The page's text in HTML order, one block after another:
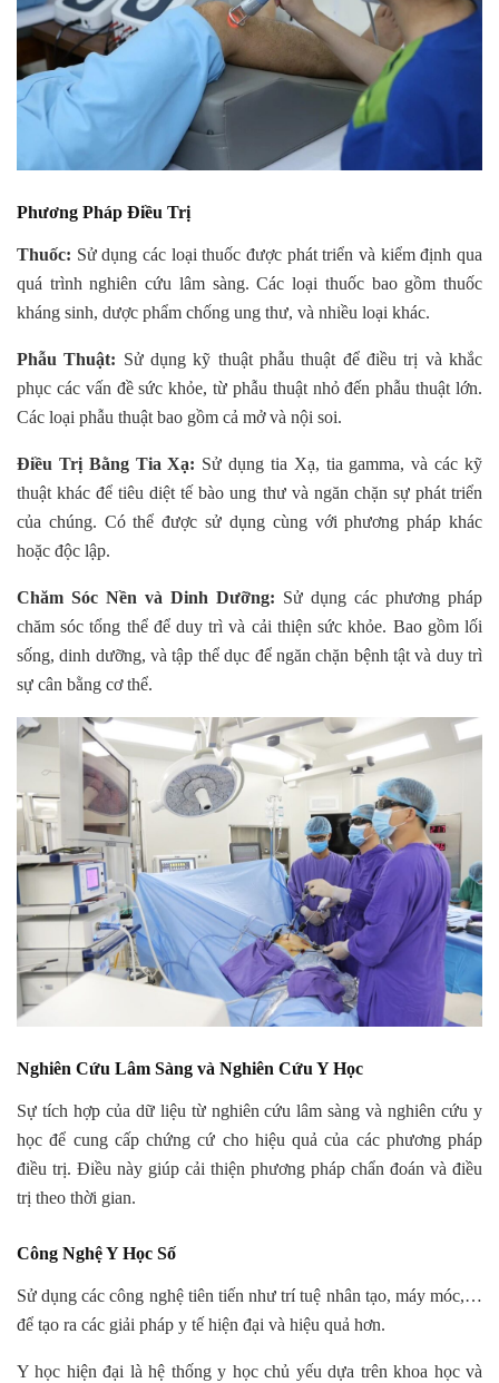
Phương Pháp Điều Trị
Thuốc: Sử dụng các loại thuốc được phát triển và kiểm định qua
quá trình nghiên cứu lâm sàng. Các loại thuốc bao gồm thuốc
kháng sinh, dược phẩm chống ung thư, và nhiều loại khác.
Phẫu Thuật: Sử dụng kỹ thuật phẫu thuật để điều trị và khắc
phục các vấn đề sức khỏe, từ phẫu thuật nhỏ đến phẫu thuật lớn.
Các loại phẫu thuật bao gồm cả mở và nội soi.
Điều Trị Bằng Tia Xạ: Sử dụng tia Xạ, tia gamma, và các kỹ
thuật khác để tiêu diệt tế bào ung thư và ngăn chặn sự phát triển
của chúng. Có thể được sử dụng cùng với phương pháp khác
hoặc độc lập.
Chăm Sóc Nền và Dinh Dưỡng: Sử dụng các phương pháp
chăm sóc tổng thể để duy trì và cải thiện sức khỏe. Bao gồm lối
sống, dinh dưỡng, và tập thể dục để ngăn chặn bệnh tật và duy trì
sự cân bằng cơ thể.
Nghiên Cứu Lâm Sàng và Nghiên Cứu Y Học
Sự tích hợp của dữ liệu từ nghiên cứu lâm sàng và nghiên cứu y
học để cung cấp chứng cứ cho hiệu quả của các phương pháp
điều trị. Điều này giúp cải thiện phương pháp chẩn đoán và điều
trị theo thời gian.
Công Nghệ Y Học Số
Sử dụng các công nghệ tiên tiến như trí tuệ nhân tạo, máy móc,…
để tạo ra các giải pháp y tế hiện đại và hiệu quả hơn.
Y học hiện đại là hệ thống y học chủ yếu dựa trên khoa học và